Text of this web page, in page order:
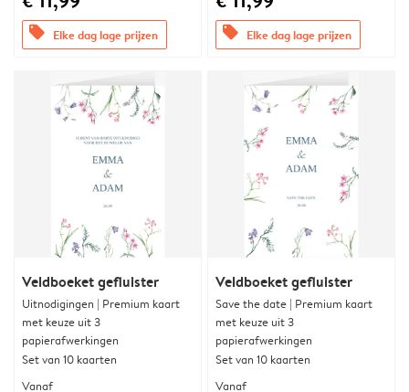
offers Elke dag lage prijzen offers Elke dag lage prijzen
Veldboeket gefluister
Uitnodigingen | Premium kaart
met keuze uit 3
papierafwerkingen
Set van 10 kaarten
Vanaf
Veldboeket gefluister
Save the date | Premium kaart
met keuze uit 3
papierafwerkingen
Set van 10 kaarten
Vanaf